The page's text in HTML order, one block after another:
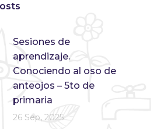
Sesiones de
aprendizaje.
Conociendo al oso de
anteojos – 5to de
primaria
26 Sep, 2025